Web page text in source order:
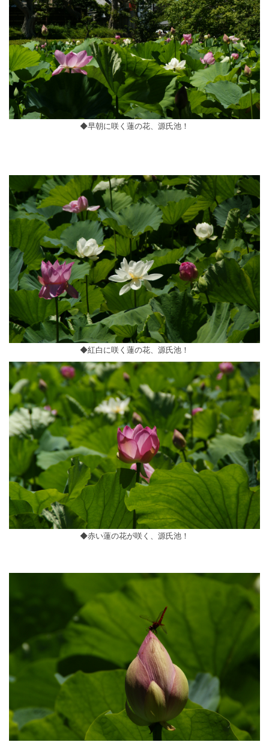
◆早朝に咲く蓮の花、源氏池！
◆紅白に咲く蓮の花、源氏池！
◆赤い蓮の花が咲く、源氏池！